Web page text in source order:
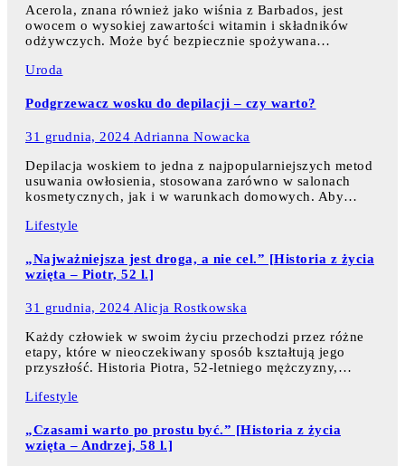
Acerola, znana również jako wiśnia z Barbados, jest
owocem o wysokiej zawartości witamin i składników
odżywczych. Może być bezpiecznie spożywana…
Uroda
Podgrzewacz wosku do depilacji – czy warto?
31 grudnia, 2024 Adrianna Nowacka
Depilacja woskiem to jedna z najpopularniejszych metod
usuwania owłosienia, stosowana zarówno w salonach
kosmetycznych, jak i w warunkach domowych. Aby…
Lifestyle
„Najważniejsza jest droga, a nie cel.” [Historia z życia
wzięta – Piotr, 52 l.]
31 grudnia, 2024 Alicja Rostkowska
Każdy człowiek w swoim życiu przechodzi przez różne
etapy, które w nieoczekiwany sposób kształtują jego
przyszłość. Historia Piotra, 52-letniego mężczyzny,…
Lifestyle
„Czasami warto po prostu być.” [Historia z życia
wzięta – Andrzej, 58 l.]